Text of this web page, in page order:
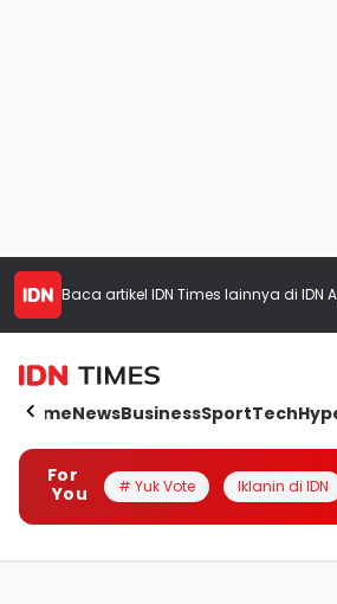
Baca artikel IDN Times lainnya di IDN
HomeNewsBusinessSportTech
For
You
# Yuk Vote Iklanin di IDN